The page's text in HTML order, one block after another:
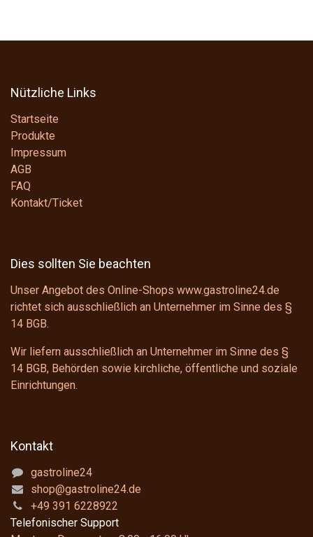
Nützliche Links
Startseite
Produkte
Impressum
AGB
FAQ
Kontakt/Ticket
Dies sollten Sie beachten
Unser Angebot des Online-Shops www.gastroline24.de
richtet sich ausschließlich an Unternehmer im Sinne des §
14 BGB.
Wir liefern ausschließlich an Unternehmer im Sinne des §
14 BGB, Behörden sowie kirchliche, öffentliche und soziale
Einrichtungen.
Kontakt
gastroline24
shop@gastroline24.de
+49 391 6228922
Telefonischer Support